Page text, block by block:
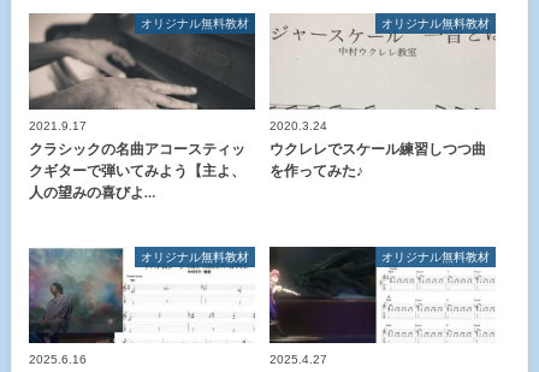
オリジナル無料教材
2021.9.17
クラシックの名曲アコースティッ
クギターで弾いてみよう【主よ、
人の望みの喜びよ…
オリジナル無料教材
2020.3.24
ウクレレでスケール練習しつつ曲
を作ってみた♪
オリジナル無料教材
2025.6.16
オリジナル無料教材
2025.4.27